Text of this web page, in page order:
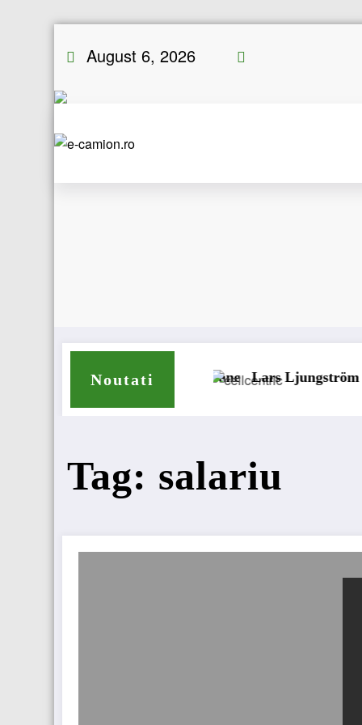
August 6, 2026
Noutati
pentru camioane Lars Ljungström a fost numit
Tag: salariu